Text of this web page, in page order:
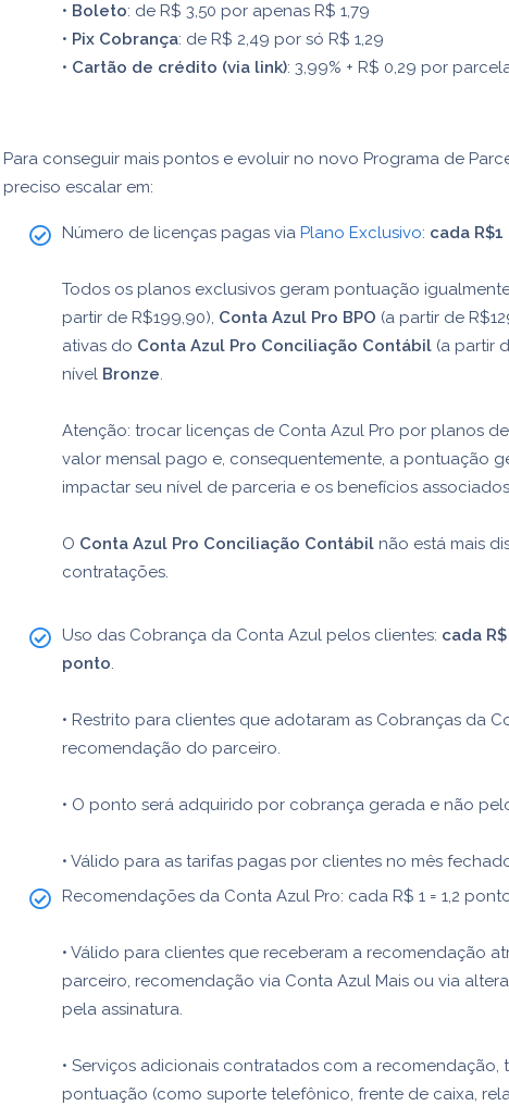
• Boleto: de R$ 3,50 por apenas R$ 1,79
• Pix Cobrança: de R$ 2,49 por só R$ 1,29
• Cartão de crédito (via link): 3,99% + R$ 0,29 por
Para conseguir mais pontos e evoluir no novo Programa de
preciso escalar em:
Número de licenças pagas via Plano Exclusivo: cada R$1
Todos os planos exclusivos geram pontuação
partir de R$199,90), Conta Azul Pro BPO (a partir de
ativas do Conta Azul Pro Conciliação Contábil (a partir
nível Bronze.
Atenção: trocar licenças de Conta Azul Pro por planos
valor mensal pago e, consequentemente, a pontuação
impactar seu nível de parceria e os benefícios
O Conta Azul Pro Conciliação Contábil não está mais
contratações.
Uso das Cobrança da Conta Azul pelos clientes: cada
ponto.
• Restrito para clientes que adotaram as Cobranças da
recomendação do parceiro.
• O ponto será adquirido por cobrança gerada e não
• Válido para as tarifas pagas por clientes no mês
Recomendações da Conta Azul Pro: cada R$ 1 = 1,2
• Válido para clientes que receberam a recomendação
parceiro, recomendação via Conta Azul Mais ou via
pela assinatura.
• Serviços adicionais contratados com a recomendação,
pontuação (como suporte telefônico, frente de caixa,